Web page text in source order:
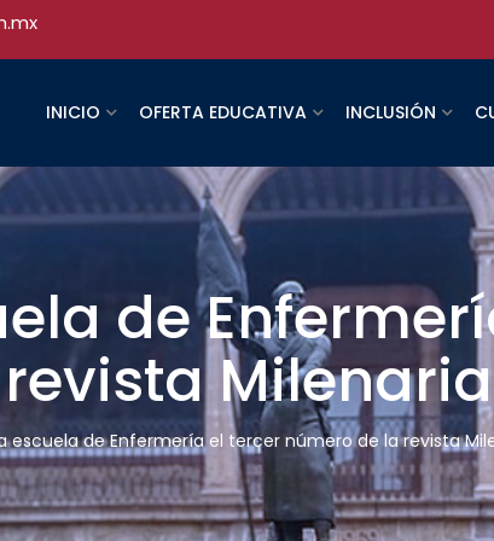
INICIO OFERTA EDUCATIVA INCLUSIÓN
de
escuela de Enfermería el tercer número de la revista